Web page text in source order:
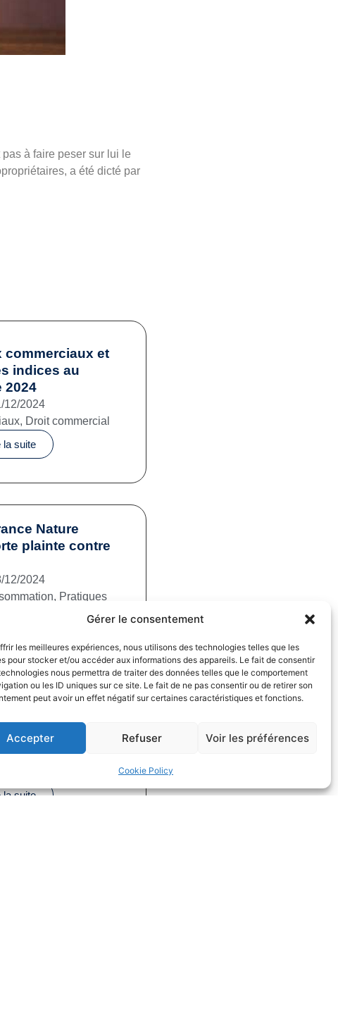
Gérer le consentement
les meilleures expériences, nous utilisons des technologies telles que les
pour stocker et/ou accéder aux informations des appareils. Le fait de consentir
nous permettra de traiter des données telles que le comportement
ou les ID uniques sur ce site. Le fait de ne pas consentir ou de retirer son
peut avoir un effet négatif sur certaines caractéristiques et fonctions.
Accepter Refuser Voir les préférences
Cookie Policy
à faire peser sur lui le
a été dicté par
commerciaux et
indices au
2024
12/2024
, Droit commercial
la suite
Nature
plainte contre
12/2024
, Pratiques
dans la
la suite